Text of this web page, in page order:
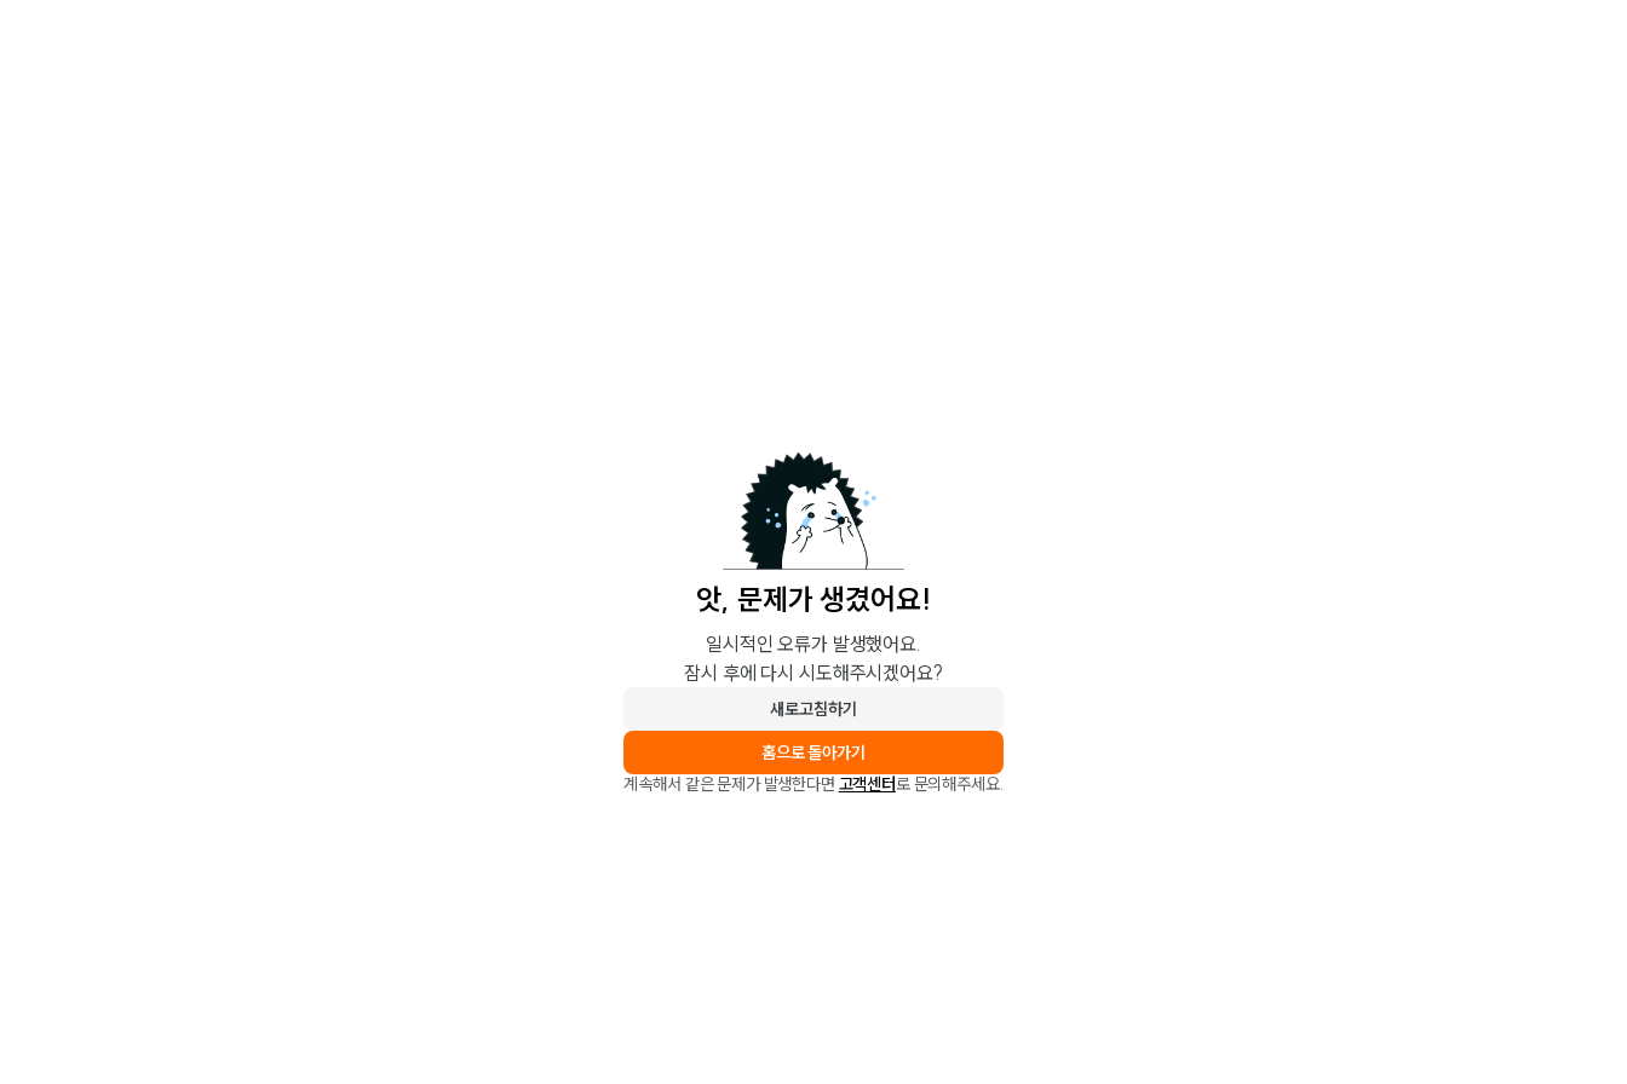
앗, 문제가 생겼어요!
일시적인 오류가 발생했어요.
잠시 후에 다시 시도해주시겠어요?
새로고침하기
홈으로 돌아가기
계속해서 같은 문제가 발생한다면 고객센터로 문의해주세요.